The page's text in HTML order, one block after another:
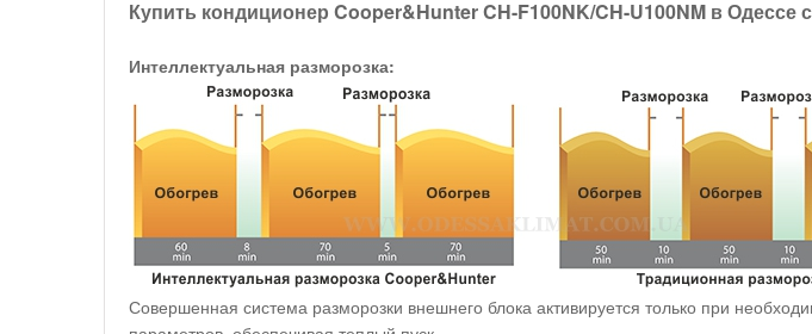
Купить кондиционер Cooper&Hunter CH-F100NK/CH-U100NM в Одессе с
Интеллектуальная разморозка:
Совершенная система разморозки внешнего блока активируется только при